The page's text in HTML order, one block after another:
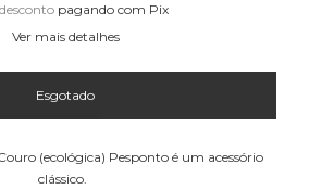
pagando com Pix
Ver mais detalhes
(ecológica) Pesponto é um acessório
clássico.